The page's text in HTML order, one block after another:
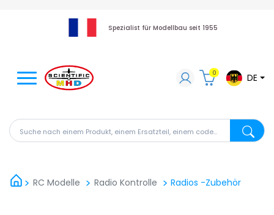
Spezialist für Modellbau seit 1955
Suche nach einem Produkt, einem Ersatzteil, einem
Suche
0 DE
RC Modelle Radio Kontrolle Radios -Zubehör